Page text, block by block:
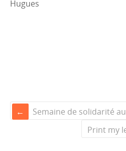
Hugues
Semaine de solidarité au collège de rezé : formidable !